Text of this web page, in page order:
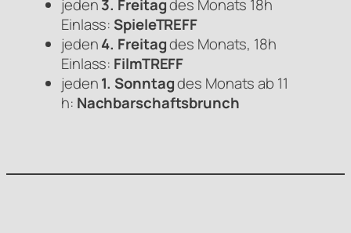
jeden3. Freitagdes Monats 18h
Einlass:SpieleTREFF
jeden4. Freitagdes Monats, 18h
Einlass: FilmTREFF
jeden1. Sonntagdes Monats ab 11
h: Nachbarschaftsbrunch